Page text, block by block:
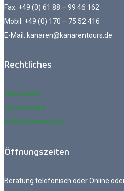
Fax: +49 (0) 61 88 – 99 46 162
Mobil: +49 (0) 170 – 75 52 416
E-Mail: kanaren@kanarentours.de
Rechtliches
Impressum
Datenschutz
AGB Kanarentours
Öffnungszeiten
Beratung telefonisch oder Online